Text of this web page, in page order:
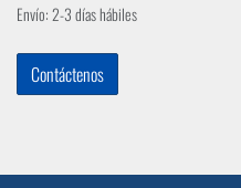
Envío: 2-3 días hábiles
Contáctenos